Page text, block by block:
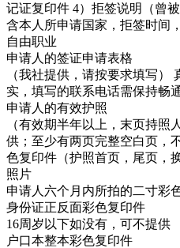
记证复印件 4）拒签说明（曾
含本人所申请国家，拒签时间
自由职业
申请人的签证申请表格
（我社提供，请按要求填写）
实，填写的联系电话需保持畅
申请人的有效护照
（有效期半年以上，末页持照
供；至少有两页完整空白页，
色复印件（护照首页，尾页，
照片
申请人六个月内所拍的二寸彩
身份证正反面彩色复印件
16周岁以下如没有，可不提供
户口本整本彩色复印件